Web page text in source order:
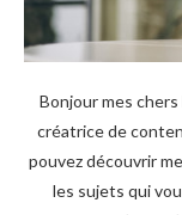
Bonjour mes
créatrice de
pouvez découvrir
les sujets qui